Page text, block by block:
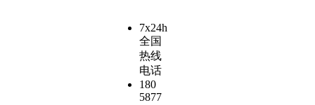
7x24h
全国
热线
电话
180
5877